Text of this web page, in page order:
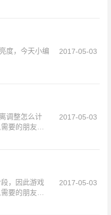
度，今天小编
2017-05-03
调整怎么计
要的朋友可
2017-05-03
，因此游戏
要的朋友可
2017-05-03